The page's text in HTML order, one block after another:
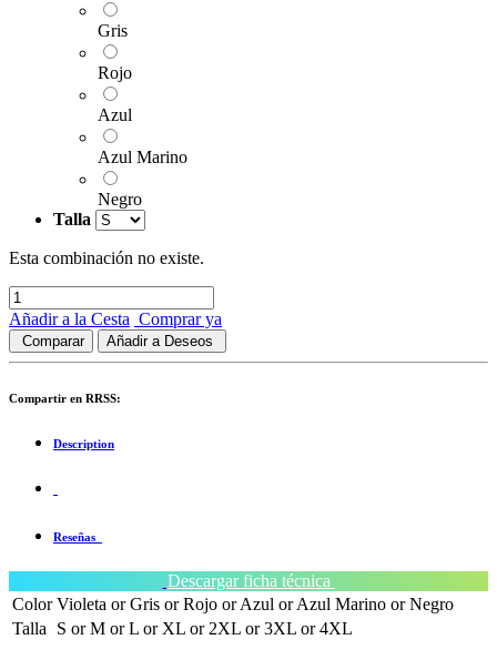
Gris
Rojo
Azul
Azul Marino
Negro
Talla
Esta combinación no existe.
Añadir a la Cesta Comprar ya
Comparar Añadir a Deseos
Compartir en RRSS:
Description
Reseñas
Descargar ficha técnica
Color Violeta orGris orRojo orAzul orAzul Marino orNegro
Talla
S orM orL or XL or 2XL or3XL or4XL